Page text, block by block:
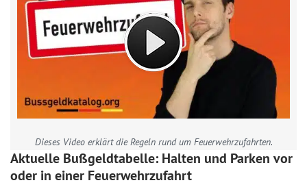
Dieses Video erklärt die Regeln rund um Feuerwehrzufahrten.
Aktuelle Bußgeldtabelle: Halten und Parken vor
oder in einer Feuerwehrzufahrt